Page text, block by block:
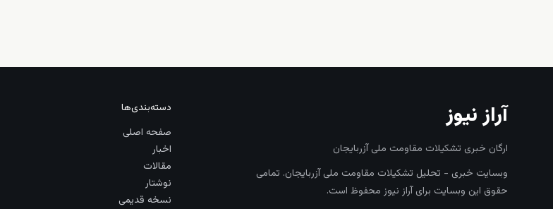
آراز نیوز
ارگان خبری تشکیلات مقاومت ملی آزربایجان
وبسایت خبری - تحلیل تشکیلات مقاومت ملی آزربایجان. تمامی
حقوق این وبسایت برای آراز نیوز محفوظ است.
دسته‌بندی‌ها
صفحه اصلی
اخبار
مقالات
نوشتار
نسخه قدیمی